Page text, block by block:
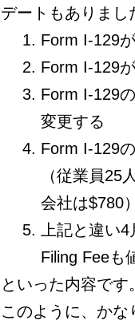
デートもありまし
Form I-129
Form I-129
Form I-129
変更する
Form I-129
（従業員25
会社は$780）
上記と違い
Filing Feeも
といった内容です。
このように、か